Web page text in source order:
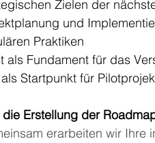
Zielen der
und
Praktiken
als Fundament für das
Startpunkt für
Erstellung der
erarbeiten wir